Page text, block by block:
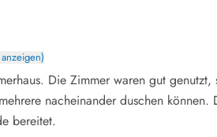
Die Zimmer waren gut
nacheinander duschen
bereitet.